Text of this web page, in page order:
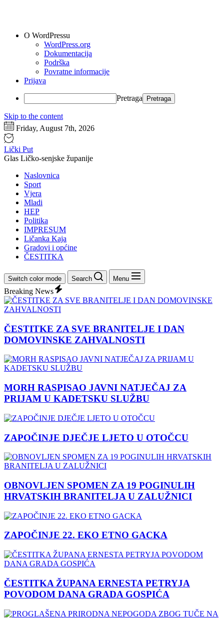
O WordPressu
WordPress.org
Dokumentacija
Podrška
Povratne informacije
Prijava
Pretraga
Skip to the content
Friday, August 7th, 2026
Lički Put
Glas Ličko-senjske županije
Naslovnica
Sport
Vjera
Mladi
HEP
Politika
IMPRESUM
Ličanka Kaja
Gradovi i općine
ČESTITKA
Switch color mode Search Menu
Breaking News
ČESTITKE ZA SVE BRANITELJE I DAN
DOMOVINSKE ZAHVALNOSTI
MORH RASPISAO JAVNI NATJEČAJ ZA
PRIJAM U KADETSKU SLUŽBU
ZAPOČINJE DJEČJE LJETO U OTOČCU
OBNOVLJEN SPOMEN ZA 19 POGINULIH
HRVATSKIH BRANITELJA U ZALUŽNICI
ZAPOČINJE 22. EKO ETNO GACKA
ČESTITKA ŽUPANA ERNESTA PETRYJA
POVODOM DANA GRADA GOSPIĆA